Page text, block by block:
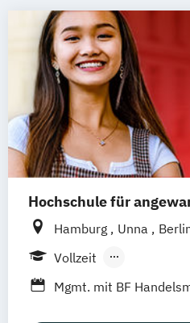
Hochschule für
Hamburg Unna
Mannheim
Stuttgart
Vollzeit
Berufsbegleitendes
Mgmt. mit BF